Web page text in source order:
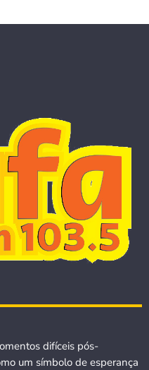
difíceis pós-
um símbolo de esperança